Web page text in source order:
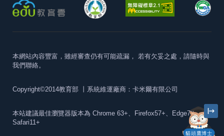
貓頭鷹博士
本網站內容豐富，雖經審查仍有可能疏漏， 若有欠妥之處，請隨時與
我們聯絡。
Copyright©2014教育部 丨系統維運廠商：卡米爾有限公司
本站建議最佳瀏覽器版本為 Chrome 63+、Firefox57+、Edge79+及
Safari11+